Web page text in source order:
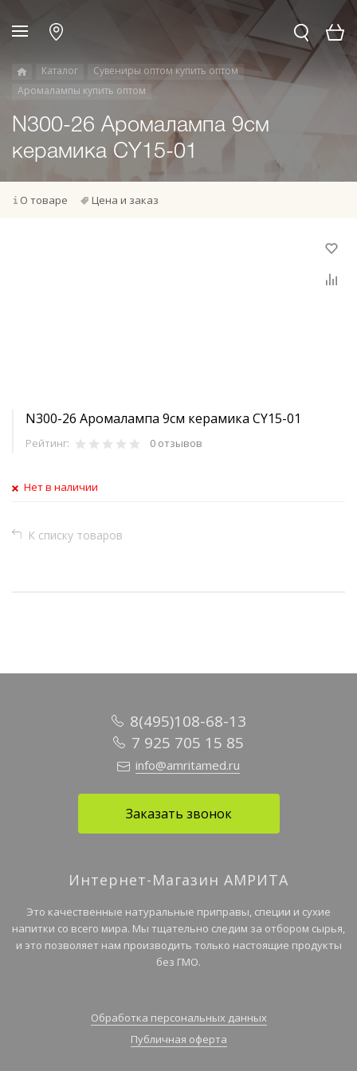
Каталог
Сувениры оптом купить оптом
Аромалампы купить оптом
N300-26 Аромалампа 9см
керамика CY15-01
О товаре Цена и заказ
N300-26 Аромалампа 9см керамика CY15-01
Рейтинг: 0 отзывов
Нет в наличии
К списку товаров
8(495)108-68-13
7 925 705 15 85
info@amritamed.ru
Заказать звонок
Интернет-Магазин АМРИТА
Это качественные натуральные приправы, специи и сухие
напитки со всего мира. Мы тщательно следим за отбором сырья,
и это позволяет нам производить только настоящие продукты
без ГМО.
Обработка персональных данных
Публичная оферта